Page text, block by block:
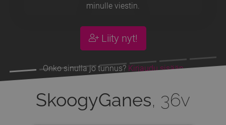
minulle viestin.
Liity nyt!
Onko sinulla jo tunnus? Kirjaudu sisään
SkoogyGanes, 36v